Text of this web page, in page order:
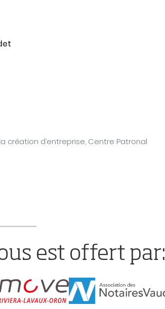
création d’entreprise, Centre Patronal
est offert par: